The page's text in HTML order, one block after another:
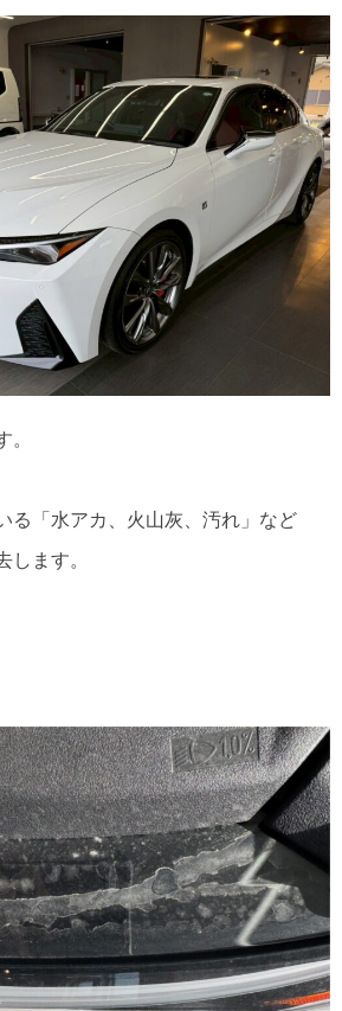
。
る「水アカ、火山灰、汚れ」など
します。